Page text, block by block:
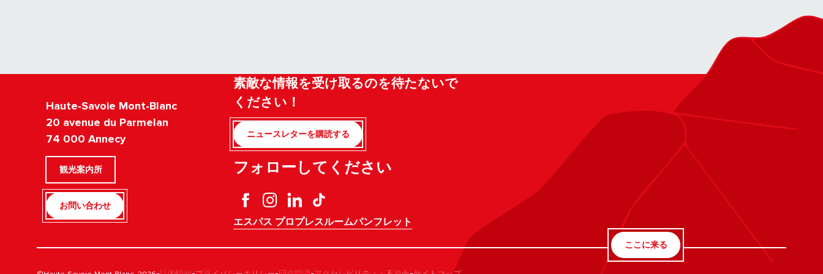
Haute-Savoie Mont-Blanc
20 avenue du Parmelan
74 000 Annecy
観光案内所
お問い合わせ
素敵な情報を受け取るのを待たないで
ください！
ニュースレターを購読する
フォローしてください
エスパス プロプレスルームパンフレット
ここに来る